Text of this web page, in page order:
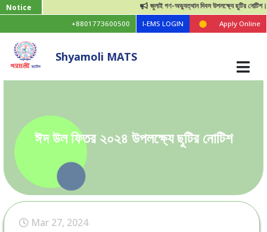
Notice জুলাই গণ-অভ্যুত্থান দিবস উপলক্ষ্যে ছুটির নোটিশ।
+8801773600500 I-EMS LOGIN Apply Online
Shyamoli MATS
ঈদ উল ফিতর ২০২৪ উপলক্ষ্যে ছুটির নোটিশ
Mar 27, 2024